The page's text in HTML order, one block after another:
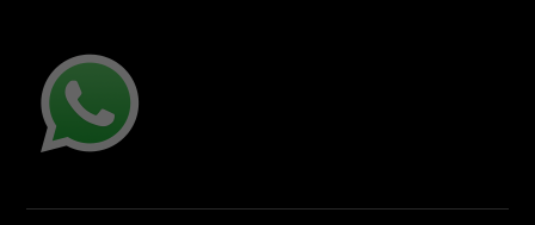
Essenzielle Cookies ermöglichen grundlegende Funktionen und sind für die
einwandfreie Funktion der Website erforderlich.